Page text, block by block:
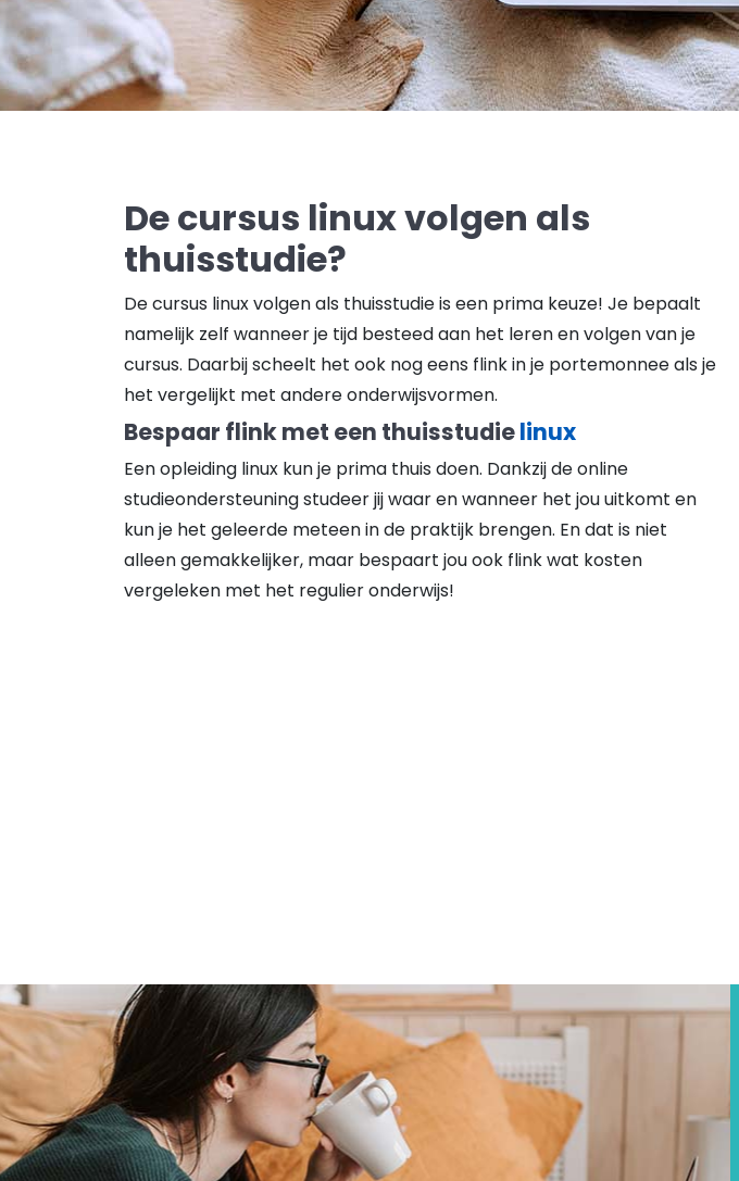
De cursus linux volgen als
thuisstudie?
De cursus linux volgen als thuisstudie is een prima keuze! Je bepaalt
namelijk zelf wanneer je tijd besteed aan het leren en volgen van je
cursus. Daarbij scheelt het ook nog eens flink in je portemonnee als je
het vergelijkt met andere onderwijsvormen.
Bespaar flink met een thuisstudielinux
Een opleiding linux kun je prima thuis doen. Dankzij de online
studieondersteuning studeer jij waar en wanneer het jou uitkomt en
kun je het geleerde meteen in de praktijk brengen. En dat is niet
alleen gemakkelijker, maar bespaart jou ook flink wat kosten
vergeleken met het regulier onderwijs!